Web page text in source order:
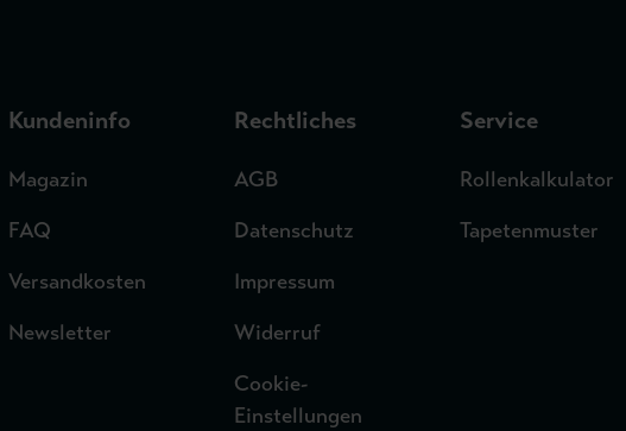
Kundeninfo
Magazin
FAQ
Versandkosten
Newsletter
Rechtliches
AGB
Datenschutz
Impressum
Widerruf
Cookie-
Einstellungen
Service
Rollenkalkulator
Tapetenmuster